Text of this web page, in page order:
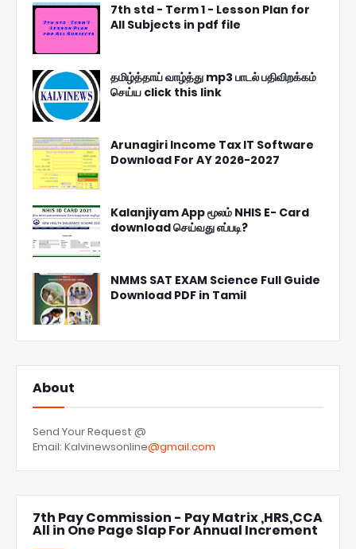
7th std - Term 1 - Lesson Plan for
All Subjects in pdf file
தமிழ்த்தாய் வாழ்த்து mp3 பாடல் பதிவிறக்கம்
செய்ய click this link
Arunagiri Income Tax IT Software
Download For AY 2026-2027
Kalanjiyam App மூலம் NHIS E- Card
download செய்வது எப்படி?
NMMS SAT EXAM Science Full Guide
Download PDF in Tamil
About
Send Your Request @
Email: Kalvinewsonline@gmail.com
7th Pay Commission - Pay Matrix ,HRS,CCA
All in One Page Slap For Annual Increment